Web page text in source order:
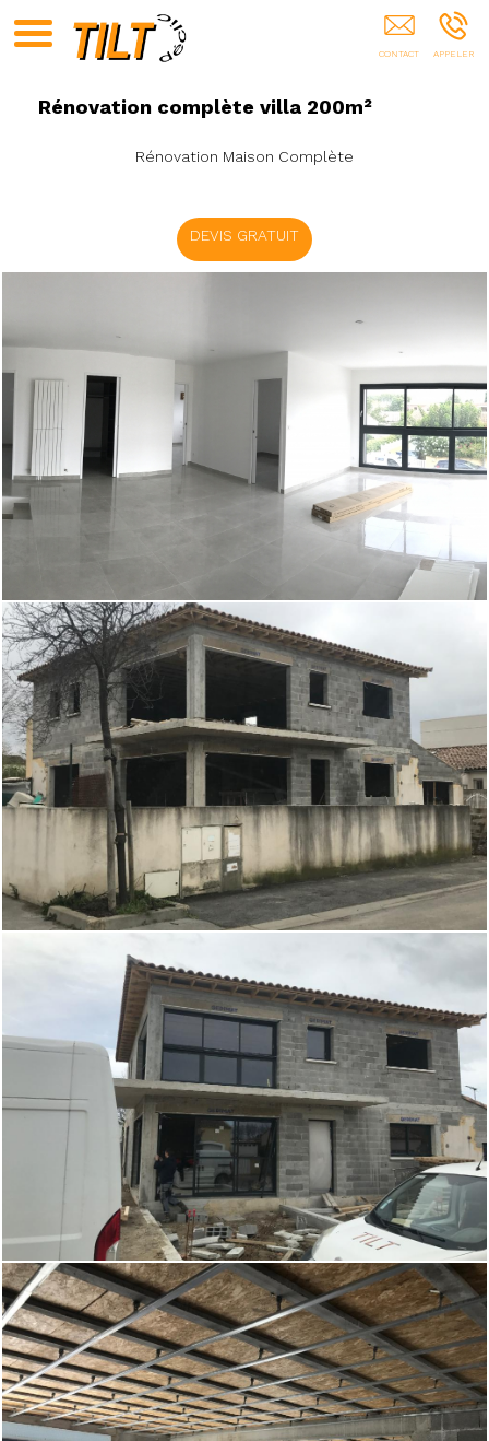
Rénovation complète villa 200m²
Rénovation Maison Complète
DEVIS GRATUIT